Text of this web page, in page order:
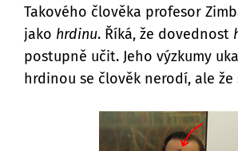
Takového člověka profesor
jako hrdinu. Říká, že dovednost
postupně učit. Jeho výzkumy
hrdinou se člověk nerodí, ale že